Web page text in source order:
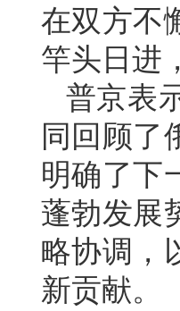
在双方不
竿头日进
普京表
同回顾了
明确了下
蓬勃发展
略协调，
新贡献。